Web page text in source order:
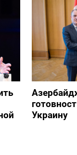
Украину